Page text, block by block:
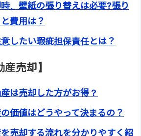
、壁紙の張り替えは必要?張り
費用は？
したい瑕疵担保責任とは？
産売却】
は売却した方がお得？
価値はどうやって決まるの？
売却する流れを分かりやすく紹